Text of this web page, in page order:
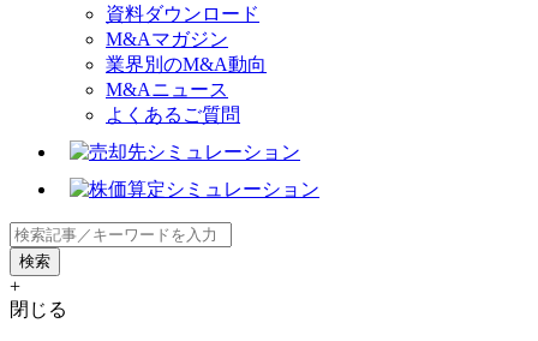
資料ダウンロード
M&Aマガジン
業界別のM&A動向
M&Aニュース
よくあるご質問
+
閉じる